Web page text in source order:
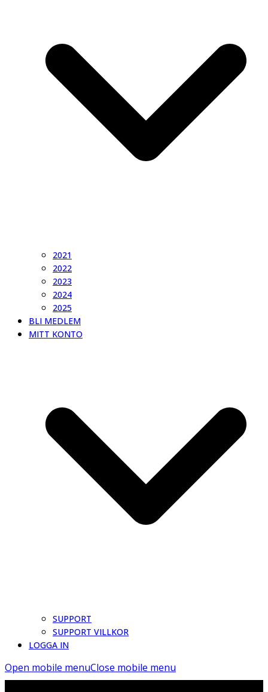
2021
2022
2023
2024
2025
BLI MEDLEM
MITT KONTO
SUPPORT
SUPPORT VILLKOR
LOGGA IN
Open mobile menuClose mobile menu